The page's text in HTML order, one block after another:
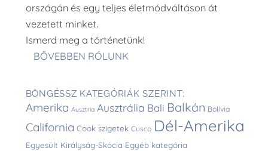
országán és egy teljes életmódváltáson át
vezetett minket.
Ismerd meg a történetünk!
BŐVEBBEN RÓLUNK
BÖNGÉSSZ KATEGÓRIÁK SZERINT:
Amerika Ausztria Ausztrália Bali Balkán Bolívia
California Cook szigetek Cusco Dél-Amerika
Egyesült Királyság-Skócia Egyéb kategória